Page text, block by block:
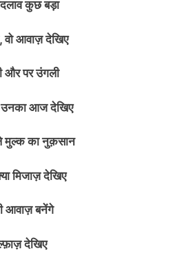
3 Years Ago
विश्व पुस्तक मेले (10-
3 Years Ago
कुछ बड़ा
आवाज़ देखिए
और पर उंगली
उनका आज देखिए
मुल्क का नुक़सान
मिजाज़ देखिए
आवाज़ बनेंगे
देखिए